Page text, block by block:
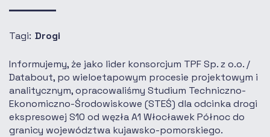
Tagi: Drogi
Informujemy, że jako lider konsorcjum TPF Sp. z o.o. /
Databout, po wieloetapowym procesie projektowym i
analitycznym, opracowaliśmy Studium Techniczno-
Ekonomiczno-Środowiskowe (STEŚ) dla odcinka drogi
ekspresowej S10 od węzła A1 Włocławek Północ do
granicy województwa kujawsko-pomorskiego.